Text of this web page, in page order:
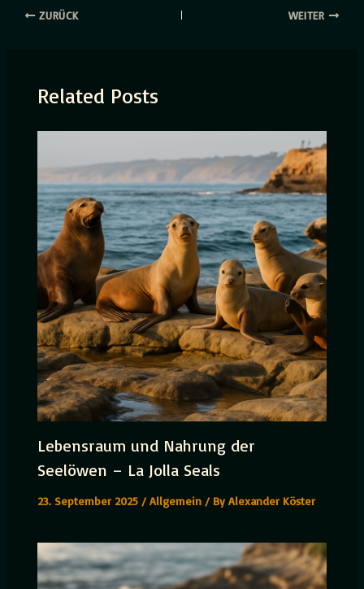
ZURÜCK WEITER
Related Posts
Lebensraum und Nahrung der
Seelöwen – La Jolla Seals
23. September 2025 / Allgemein/ By Alexander Köster